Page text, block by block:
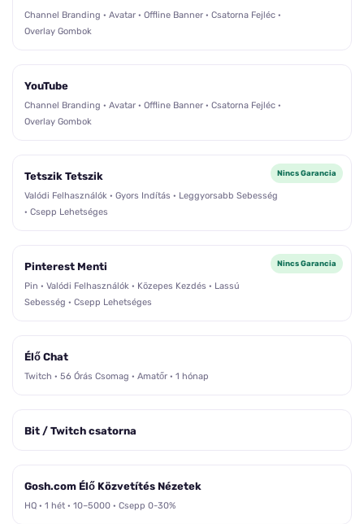
Channel Branding · Avatar · Offline Banner · Csatorna Fejléc ·
Overlay Gombok
YouTube
Channel Branding · Avatar · Offline Banner · Csatorna Fejléc ·
Overlay Gombok
Nincs Garancia
Tetszik Tetszik
Valódi Felhasználók · Gyors Indítás · Leggyorsabb Sebesség
· Csepp Lehetséges
Nincs Garancia
Pinterest Menti
Pin · Valódi Felhasználók · Közepes Kezdés · Lassú
Sebesség · Csepp Lehetséges
Élő Chat
Twitch · 56 Órás Csomag · Amatőr · 1 hónap
Bit / Twitch csatorna
Gosh.com Élő Közvetítés Nézetek
HQ · 1 hét · 10–5000 · Csepp 0-30%